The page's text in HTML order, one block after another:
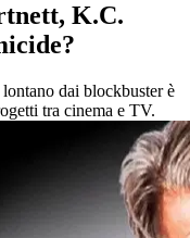
K.C.
dai blockbuster è
tra cinema e TV.